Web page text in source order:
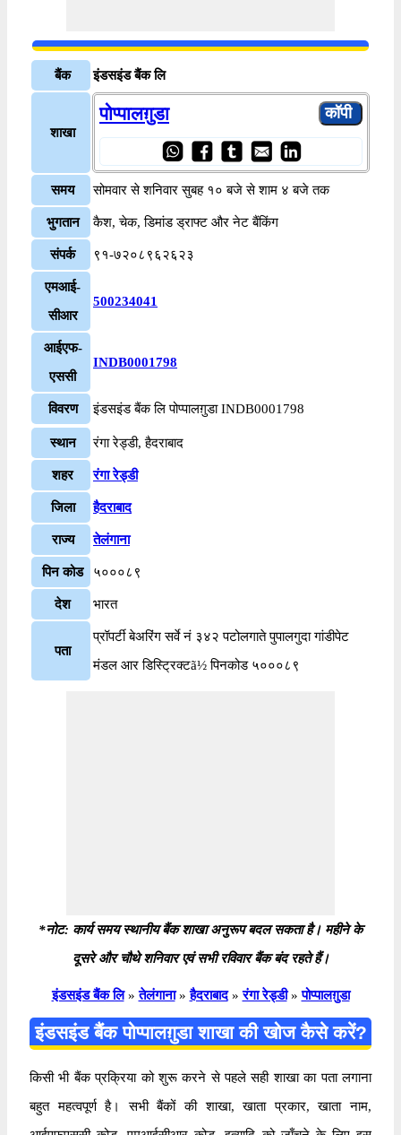
बैंक इंडसइंड बैंक लि
शाखा
पोप्पालग़ुडा
समय सोमवार से शनिवार सुबह १० बजे से शाम ४ बजे तक
भुगतान कैश, चेक, डिमांड ड्राफ्ट और नेट बैंकिंग
संपर्क ९१-७२०८९६२६२३
एमआई-
सीआर
500234041
आईएफ-
एससी
INDB0001798
विवरण इंडसइंड बैंक लि पोप्पालग़ुडा INDB0001798
स्थान रंगा रेड्डी, हैदराबाद
शहर रंगा रेड्डी
जिला हैदराबाद
राज्य तेलंगाना
पिन कोड ५०००८९
देश भारत
पता
प्रॉपर्टी बेअरिंग सर्वे नं ३४२ पटोलगाते पुपालगुदा गांडीपेट
मंडल आर डिस्ट्रिक्टã½ पिनकोड ५०००८९
*नोट: कार्य समय स्थानीय बैंक शाखा अनुरूप बदल सकता है। महीने के
दूसरे और चौथे शनिवार एवं सभी रविवार बैंक बंद रहते हैं।
इंडसइंड बैंक लि » तेलंगाना » हैदराबाद » रंगा रेड्डी » पोप्पालग़ुडा
इंडसइंड बैंक पोप्पालग़ुडा शाखा की खोज कैसे करें?
किसी भी बैंक प्रक्रिया को शुरू करने से पहले सही शाखा का पता लगाना
बहुत महत्वपूर्ण है। सभी बैंकों की शाखा, खाता प्रकार, खाता नाम,